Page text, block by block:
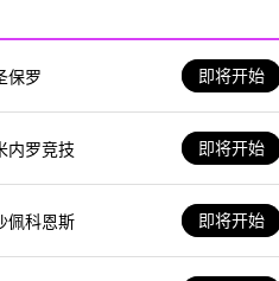
保罗 即将开始
内罗竞技 即将开始
佩科恩斯 即将开始